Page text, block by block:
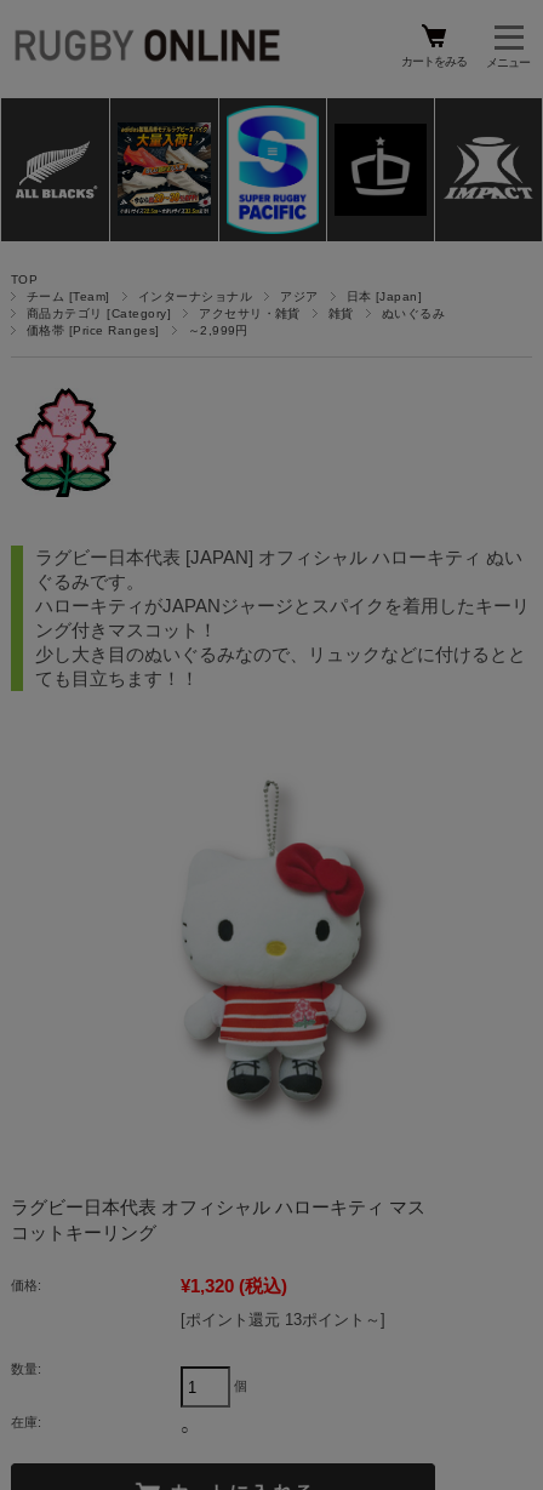
カートをみる
TOP
チーム [Team]
インターナショナル アジア
日本 [Japan]
商品カテゴリ [Category]
アクセサリ・雑貨 雑貨
ぬいぐるみ
価格帯 [Price Ranges]
～2,999円
ラグビー日本代表 [JAPAN] オフィシャル ハローキティ ぬい
ぐるみです。
ハローキティがJAPANジャージとスパイクを着用したキーリ
ング付きマスコット！
少し大き目のぬいぐるみなので、リュックなどに付けるとと
ても目立ちます！！
ラグビー日本代表 オフィシャル ハローキティ マス
コットキーリング
価格: ¥1,320 (税込)
[ポイント還元 13ポイント～]
数量:
個
在庫: ○